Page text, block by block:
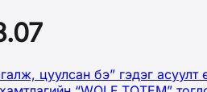
цуулсан бэ” гэдэг